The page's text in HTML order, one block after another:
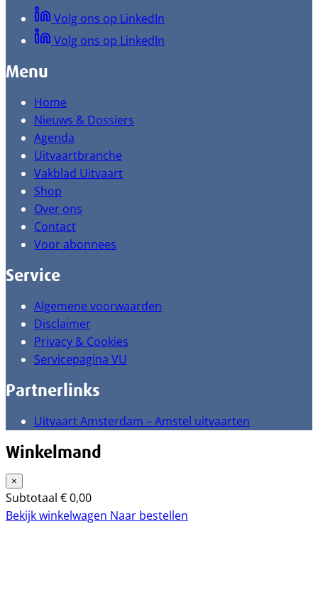
Volg ons op LinkedIn
Volg ons op LinkedIn
Menu
Home
Nieuws & Dossiers
Agenda
Uitvaartbranche
Vakblad Uitvaart
Shop
Over ons
Contact
Voor abonnees
Service
Algemene voorwaarden
Disclaimer
Privacy & Cookies
Servicepagina VU
Partnerlinks
Uitvaart Amsterdam – Amstel uitvaarten
Winkelmand
×
Subtotaal €0,00
Bekijk winkelwagen Naar bestellen